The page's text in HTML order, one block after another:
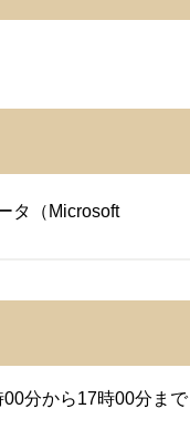
タ（Microsoft
分から17時00分まで